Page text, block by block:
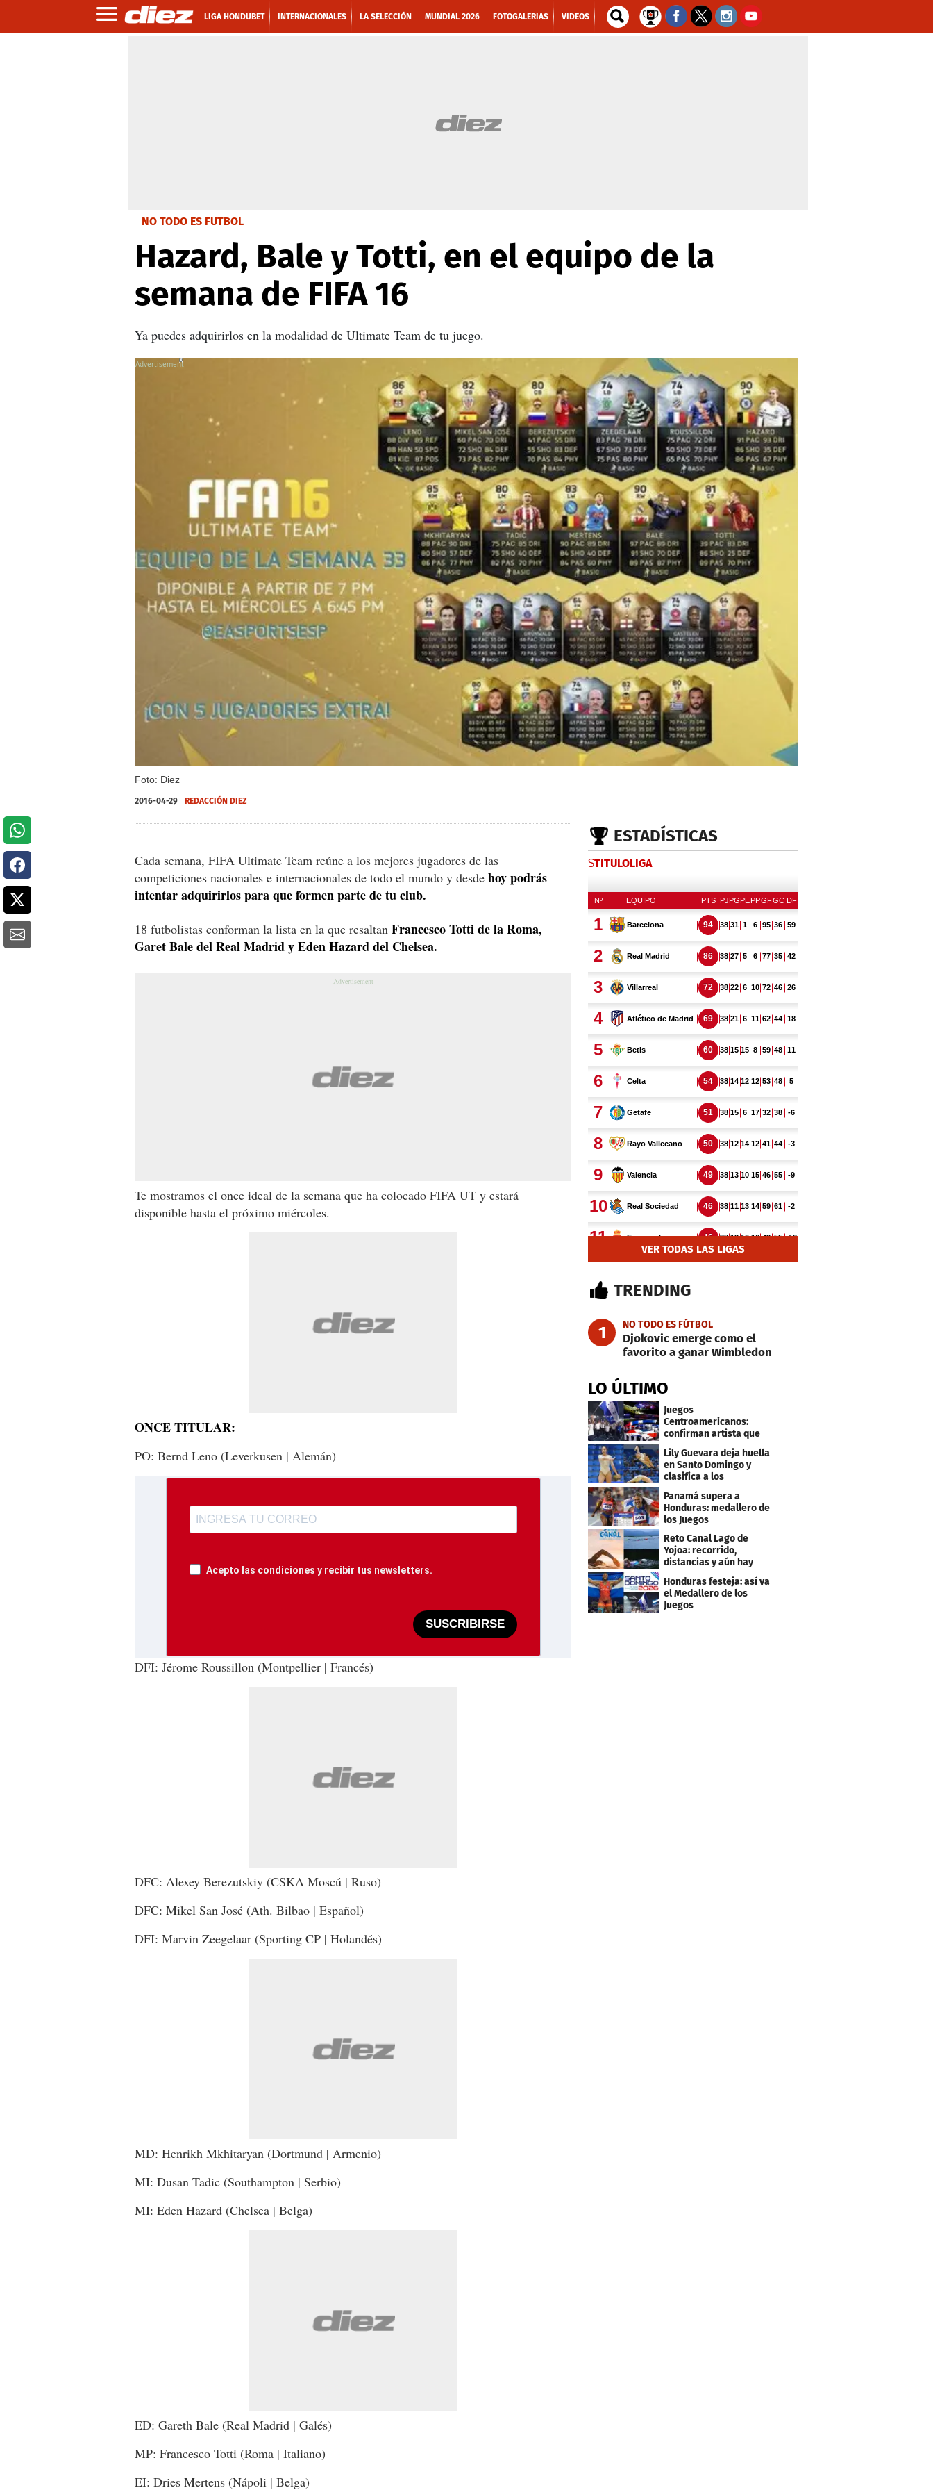
LIGA HONDUBET INTERNACIONALES LA SELECCIÓN MUNDIAL 2026 FOTOGALERIAS VIDEOS
NO TODO ES FUTBOL
Hazard, Bale y Totti, en el equipo de la
semana de FIFA 16
Ya puedes adquirirlos en la modalidad de Ultimate Team de tu juego.
Foto: Diez
X
2016-04-29 REDACCIÓN DIEZ
Cada semana, FIFA Ultimate Team reúne a los mejores jugadores de las
competiciones nacionales e internacionales de todo el mundo y desde hoy podrás
intentar adquirirlos para que formen parte de tu club.
18 futbolistas conforman la lista en la que resaltan Francesco Totti de la Roma,
Garet Bale del Real Madrid y Eden Hazard del Chelsea.
Te mostramos el once ideal de la semana que ha colocado FIFA UT y estará
disponible hasta el próximo miércoles.
ONCE TITULAR:
PO: Bernd Leno (Leverkusen | Alemán)
Acepto las condiciones y recibir tus newsletters.
SUSCRIBIRSE
DFI: Jérome Roussillon (Montpellier | Francés)
DFC: Alexey Berezutskiy (CSKA Moscú | Ruso)
DFC: Mikel San José (Ath. Bilbao | Español)
DFI: Marvin Zeegelaar (Sporting CP | Holandés)
MD: Henrikh Mkhitaryan (Dortmund | Armenio)
MI: Dusan Tadic (Southampton | Serbio)
MI: Eden Hazard (Chelsea | Belga)
ED: Gareth Bale (Real Madrid | Galés)
MP: Francesco Totti (Roma | Italiano)
EI: Dries Mertens (Nápoli | Belga)
ESTADÍSTICAS
$TITULOLIGA
VER TODAS LAS LIGAS
TRENDING
1 NO TODO ES FÚTBOL
Djokovic emerge como el
favorito a ganar Wimbledon
LO ÚLTIMO
Juegos
Centroamericanos:
confirman artista que
cantará en la ceremonia
de clausura
Lily Guevara deja huella
en Santo Domingo y
clasifica a los
Panamericanos de Lima
2027
Panamá supera a
Honduras: medallero de
los Juegos
Centroamericanos
Reto Canal Lago de
Yojoa: recorrido,
distancias y aún hay
Honduras festeja: así va
el Medallero de los
Juegos